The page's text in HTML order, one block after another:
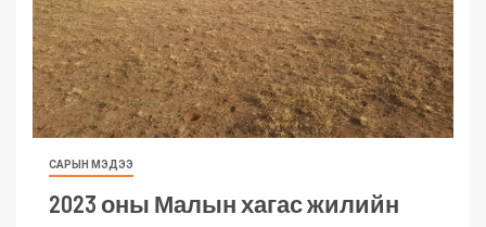
САРЫН МЭДЭЭ
2023 оны Малын хагас жилийн